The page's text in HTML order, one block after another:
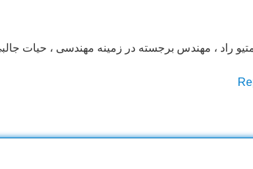
راد ، مهندس برجسته در زمینه مهندسی ، حیات